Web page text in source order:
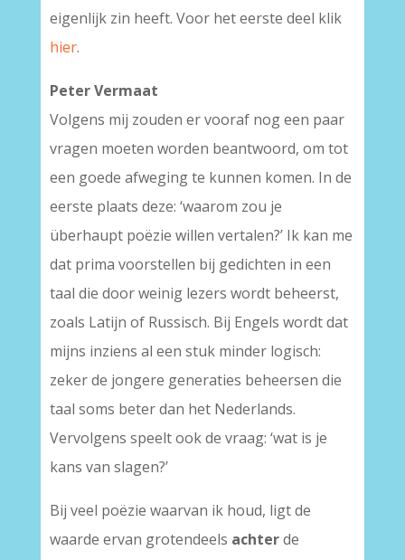
eigenlijk zin heeft. Voor het eerste deel klik
hier.
Peter Vermaat
Volgens mij zouden er vooraf nog een paar
vragen moeten worden beantwoord, om tot
een goede afweging te kunnen komen. In de
eerste plaats deze: ‘waarom zou je
überhaupt poëzie willen vertalen?’ Ik kan me
dat prima voorstellen bij gedichten in een
taal die door weinig lezers wordt beheerst,
zoals Latijn of Russisch. Bij Engels wordt dat
mijns inziens al een stuk minder logisch:
zeker de jongere generaties beheersen die
taal soms beter dan het Nederlands.
Vervolgens speelt ook de vraag: ‘wat is je
kans van slagen?’
Bij veel poëzie waarvan ik houd, ligt de
waarde ervan grotendeels achterde